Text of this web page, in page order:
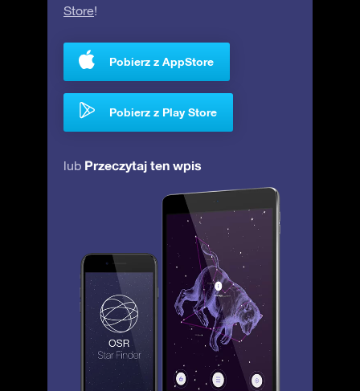
Store!
Pobierz z AppStore
Pobierz z Play Store
lub Przeczytaj ten wpis